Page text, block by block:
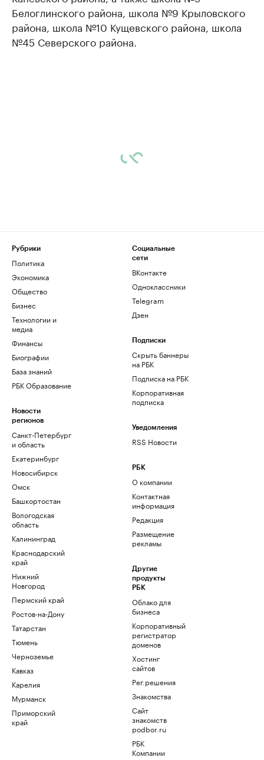
Белоглинского района, школа №9 Крыловского
района, школа №10 Кущевского района, школа
№45 Северского района.
Рубрики
Политика
Экономика
Общество
Бизнес
Технологии и
медиа
Финансы
Биографии
База знаний
РБК Образование
Новости
регионов
Санкт-Петербург
и область
Екатеринбург
Новосибирск
Омск
Башкортостан
Вологодская
область
Калининград
Краснодарский
край
Нижний
Новгород
Пермский край
Ростов-на-Дону
Татарстан
Тюмень
Черноземье
Кавказ
Карелия
Мурманск
Приморский
край
Социальные
сети
ВКонтакте
Одноклассники
Telegram
Дзен
Подписки
Скрыть баннеры
на РБК
Подписка на РБК
Корпоративная
подписка
Уведомления
RSS Новости
РБК
О компании
Контактная
информация
Редакция
Размещение
рекламы
Другие
продукты
РБК
Облако для
бизнеса
Корпоративный
регистратор
доменов
Хостинг
сайтов
Рег.решения
Знакомства
Сайт
знакомств
podbor.ru
РБК
Компании